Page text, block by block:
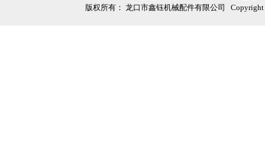
版权所有： 龙口市鑫钰机械配件有限公司 Copyright